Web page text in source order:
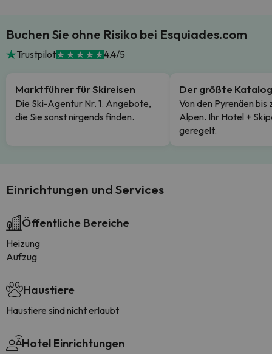
Buchen Sie ohne Risiko bei Esquiades.com
Trustpilot 4.4/5
Marktführer für Skireisen
Die Ski-Agentur Nr. 1. Angebote,
die Sie sonst nirgends finden.
Der größte Katalog
Von den Pyrenäen bis
Alpen. Ihr Hotel +
geregelt.
Einrichtungen und Services
Öffentliche Bereiche
Heizung
Aufzug
Haustiere
Haustiere sind nicht erlaubt
Hotel Einrichtungen